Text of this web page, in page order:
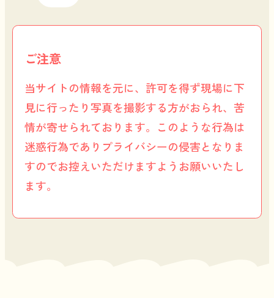
ご注意
当サイトの情報を元に、許可を得ず現場に下
見に行ったり写真を撮影する方がおられ、苦
情が寄せられております。このような行為は
迷惑行為でありプライバシーの侵害となりま
すのでお控えいただけますようお願いいたし
ます。